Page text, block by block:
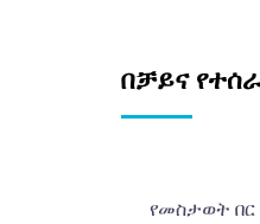
በቻይና
የመስታወት